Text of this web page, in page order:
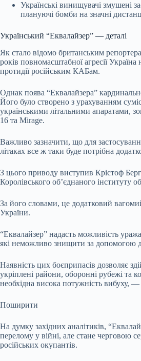
Українські винищувачі змушені
плануючі бомби на значні
Український “Еквалайзер” — деталі
Як стало відомо британським
років повномасштабної агресії
протидії російським КАБам.
Однак поява “Еквалайзера”
Його було створено з урахуванням
українськими літальними апаратами,
16 та Mirage.
Важливо зазначити, що для
літаках все ж таки буде потрібна
З цього приводу виступив Крістоф
Королівського об’єднаного інституту
За його словами, це додатковий
України.
“Еквалайзер” надасть можливість
які неможливо знищити за допомогою
Наявність цих боєприпасів дозволяє
укріплені райони, оборонні рубежі та
необхідна висока потужність вибуху, —
Поширити
На думку західних аналітиків,
перелому у війні, але стане черговою
російських окупантів.